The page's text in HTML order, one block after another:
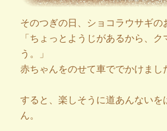
そのつぎの日、ショコラウサギの
「ちょっとようじがあるから、ク
う。」
赤ちゃんをのせて車ででかけまし
すると、楽しそうに道あんないを
ん。